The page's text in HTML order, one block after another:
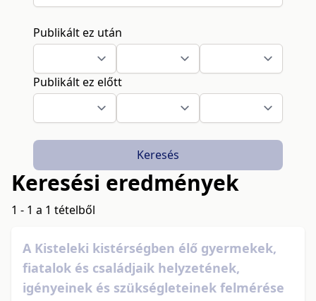
Publikált ez után
Publikált ez előtt
Keresés
Keresési eredmények
1 - 1 a 1 tételből
A Kisteleki kistérségben élő gyermekek,
fiatalok és családjaik helyzetének,
igényeinek és szükségleteinek felmérése